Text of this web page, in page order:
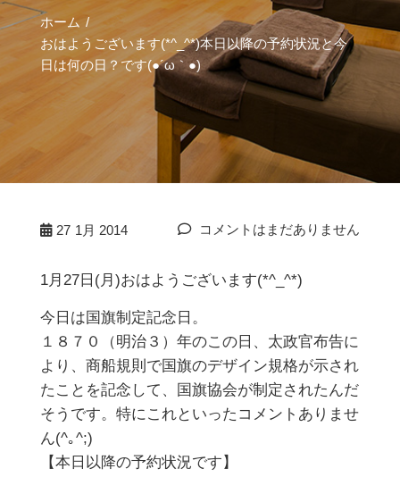
ホーム
おはようございます(*^_^*)本日以降の予約状況と今
日は何の日？です(●´ω｀●)
27 1月 2014 コメントはまだありません
1月27日(月)おはようございます(*^_^*)
今日は国旗制定記念日。
１８７０（明治３）年のこの日、太政官布告に
より、商船規則で国旗のデザイン規格が示され
たことを記念して、国旗協会が制定されたんだ
そうです。特にこれといったコメントありませ
ん(^｡^;)
【本日以降の予約状況です】